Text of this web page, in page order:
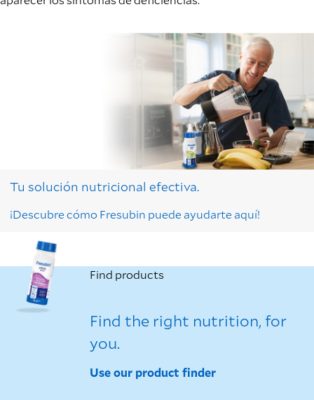
Tu solución nutricional efectiva.
¡Descubre cómo Fresubin puede ayudarte aquí!
Find the right nutrition, for
you.
Use our product finder
Find products